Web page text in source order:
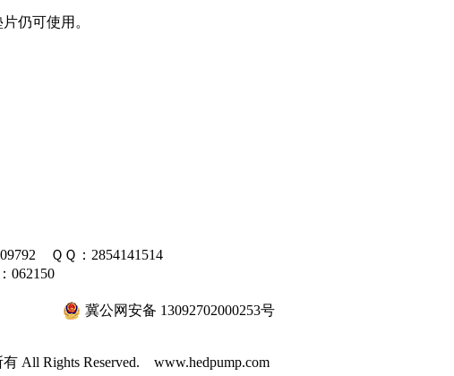
仍可使用。
ＱＱ：2854141514
062150
冀公网安备 13092702000253号
All Rights Reserved. www.hedpump.com